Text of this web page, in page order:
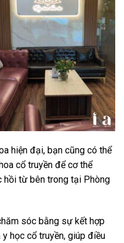
hiện đại, bạn cũng có thể
cổ truyền để cơ thể
từ bên trong tại Phòng
sóc bằng sự kết hợp
học cổ truyền, giúp điều